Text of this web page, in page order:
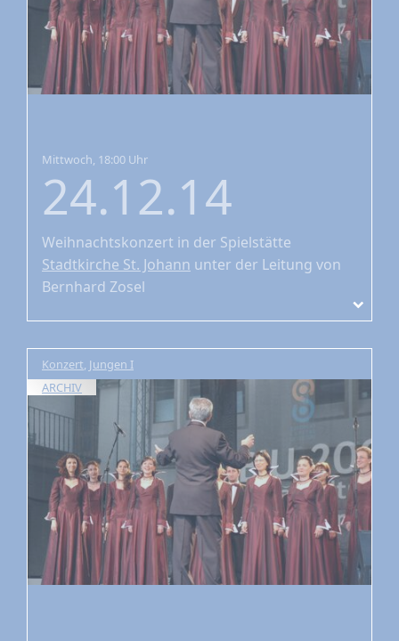
Mittwoch, 18:00 Uhr
24.12.14
Weihnachtskonzert in der Spielstätte
Stadtkirche St. Johann unter der Leitung von
Bernhard Zosel
Konzert, Jungen I
ARCHIV